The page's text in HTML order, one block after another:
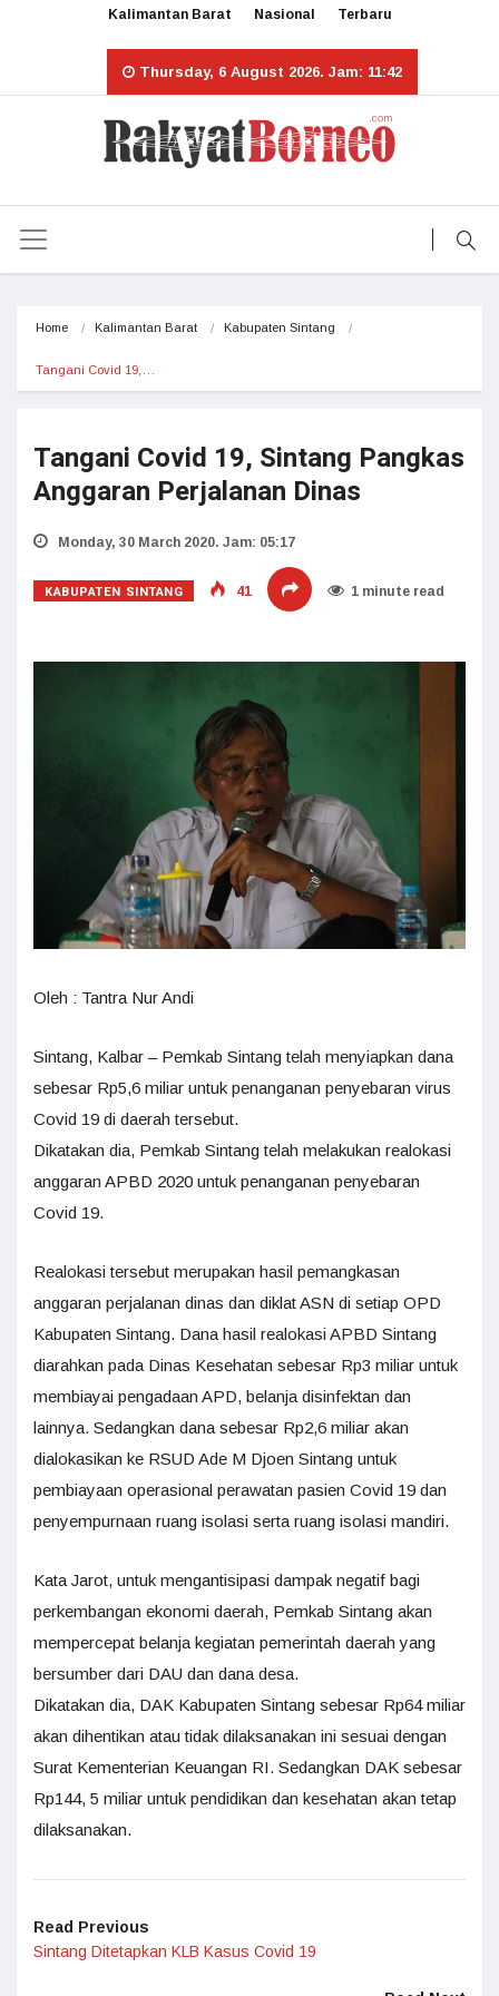
Kalimantan Barat Nasional Terbaru
Thursday, 6 August 2026. Jam: 11:42
Home Kalimantan Barat Kabupaten Sintang
Tangani Covid 19,…
Tangani Covid 19, Sintang Pangkas
Anggaran Perjalanan Dinas
Monday, 30 March 2020. Jam: 05:17
KABUPATEN SINTANG 41 1 minute read
Oleh : Tantra Nur Andi
Sintang, Kalbar – Pemkab Sintang telah menyiapkan dana
sebesar Rp5,6 miliar untuk penanganan penyebaran virus
Covid 19 di daerah tersebut.
Dikatakan dia, Pemkab Sintang telah melakukan realokasi
anggaran APBD 2020 untuk penanganan penyebaran
Covid 19.
Realokasi tersebut merupakan hasil pemangkasan
anggaran perjalanan dinas dan diklat ASN di setiap OPD
Kabupaten Sintang. Dana hasil realokasi APBD Sintang
diarahkan pada Dinas Kesehatan sebesar Rp3 miliar untuk
membiayai pengadaan APD, belanja disinfektan dan
lainnya. Sedangkan dana sebesar Rp2,6 miliar akan
dialokasikan ke RSUD Ade M Djoen Sintang untuk
pembiayaan operasional perawatan pasien Covid 19 dan
penyempurnaan ruang isolasi serta ruang isolasi mandiri.
Kata Jarot, untuk mengantisipasi dampak negatif bagi
perkembangan ekonomi daerah, Pemkab Sintang akan
mempercepat belanja kegiatan pemerintah daerah yang
bersumber dari DAU dan dana desa.
Dikatakan dia, DAK Kabupaten Sintang sebesar Rp64 miliar
akan dihentikan atau tidak dilaksanakan ini sesuai dengan
Surat Kementerian Keuangan RI. Sedangkan DAK sebesar
Rp144, 5 miliar untuk pendidikan dan kesehatan akan tetap
dilaksanakan.
Read Previous
Sintang Ditetapkan KLB Kasus Covid 19